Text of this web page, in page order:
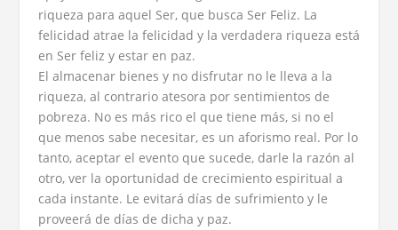
riqueza para aquel Ser, que busca Ser Feliz. La
felicidad atrae la felicidad y la verdadera riqueza está
en Ser feliz y estar en paz.
El almacenar bienes y no disfrutar no le lleva a la
riqueza, al contrario atesora por sentimientos de
pobreza. No es más rico el que tiene más, si no el
que menos sabe necesitar, es un aforismo real. Por lo
tanto, aceptar el evento que sucede, darle la razón al
otro, ver la oportunidad de crecimiento espiritual a
cada instante. Le evitará días de sufrimiento y le
proveerá de días de dicha y paz.